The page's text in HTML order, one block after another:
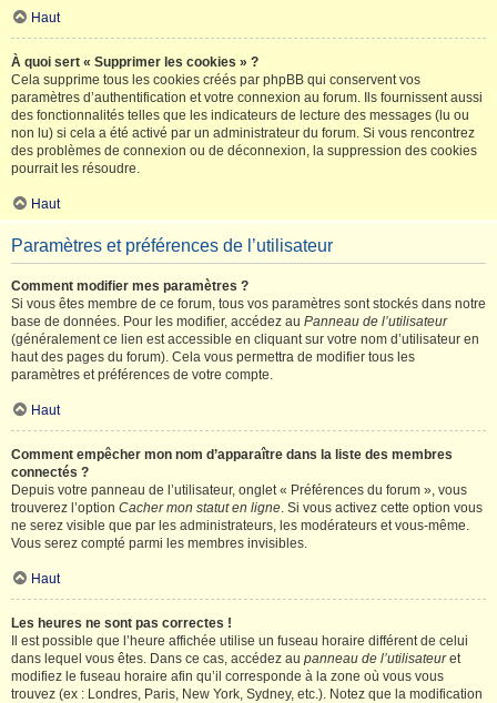
Haut
À quoi sert « Supprimer les cookies » ?
Cela supprime tous les cookies créés par phpBB qui conservent vos
paramètres d’authentification et votre connexion au forum. Ils fournissent aussi
des fonctionnalités telles que les indicateurs de lecture des messages (lu ou
non lu) si cela a été activé par un administrateur du forum. Si vous rencontrez
des problèmes de connexion ou de déconnexion, la suppression des cookies
pourrait les résoudre.
Haut
Paramètres et préférences de l’utilisateur
Comment modifier mes paramètres ?
Si vous êtes membre de ce forum, tous vos paramètres sont stockés dans notre
base de données. Pour les modifier, accédez au Panneau de l’utilisateur
(généralement ce lien est accessible en cliquant sur votre nom d’utilisateur en
haut des pages du forum). Cela vous permettra de modifier tous les
paramètres et préférences de votre compte.
Haut
Comment empêcher mon nom d’apparaître dans la liste des membres
connectés ?
Depuis votre panneau de l’utilisateur, onglet « Préférences du forum », vous
trouverez l’option Cacher mon statut en ligne. Si vous activez cette option vous
ne serez visible que par les administrateurs, les modérateurs et vous-même.
Vous serez compté parmi les membres invisibles.
Haut
Les heures ne sont pas correctes !
Il est possible que l’heure affichée utilise un fuseau horaire différent de celui
dans lequel vous êtes. Dans ce cas, accédez au panneau de l’utilisateuret
modifiez le fuseau horaire afin qu’il corresponde à la zone où vous vous
trouvez (ex : Londres, Paris, New York, Sydney, etc.). Notez que la modification